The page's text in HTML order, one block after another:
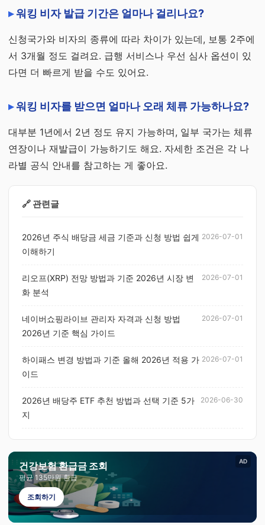
워킹 비자 발급 기간은 얼마나 걸리나요?
신청국가와 비자의 종류에 따라 차이가 있는데, 보통 2주에
서 3개월 정도 걸려요. 급행 서비스나 우선 심사 옵션이 있
다면 더 빠르게 받을 수도 있어요.
워킹 비자를 받으면 얼마나 오래 체류 가능하나요?
대부분 1년에서 2년 정도 유지 가능하며, 일부 국가는 체류
연장이나 재발급이 가능하기도 해요. 자세한 조건은 각 나
라별 공식 안내를 참고하는 게 좋아요.
🔗 관련글
2026년 주식 배당금 세금 기준과 신청 방법 쉽게
이해하기
2026-07-01
리오프(XRP) 전망 방법과 기준 2026년 시장 변
화 분석
2026-07-01
네이버쇼핑라이브 관리자 자격과 신청 방법
2026년 기준 핵심 가이드
2026-07-01
하이패스 변경 방법과 기준 올해 2026년 적용 가
이드
2026-07-01
2026년 배당주 ETF 추천 방법과 선택 기준 5가
지
2026-06-30
AD
건강보험 환급금 조회
평균 135만원 환급
조회하기